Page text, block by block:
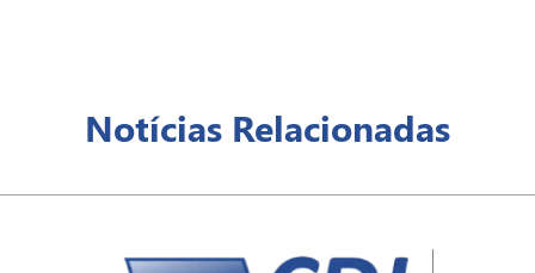
Notícias Relacionadas